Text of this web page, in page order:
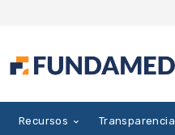
Recursos Transparencia